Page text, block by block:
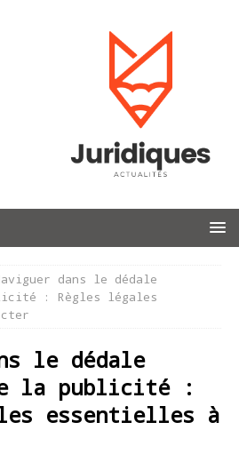
dans le dédale
: Règles légales
le dédale
la publicité :
essentielles à